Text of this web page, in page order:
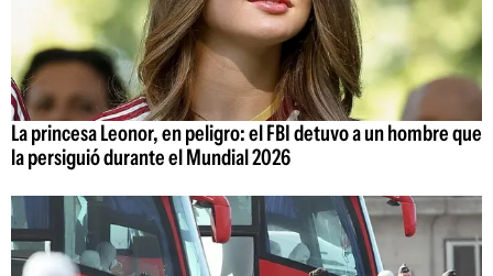
La princesa Leonor, en peligro: el FBI detuvo a un hombre que
la persiguió durante el Mundial 2026